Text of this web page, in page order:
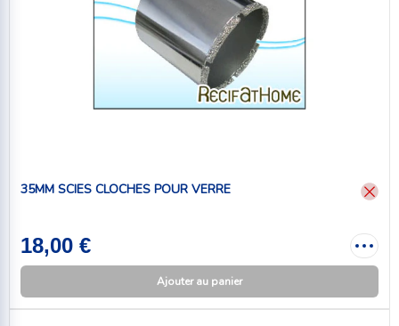
35MM SCIES CLOCHES POUR VERRE
18,00 €
Ajouter au panier